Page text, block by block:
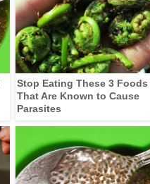
Stop Eating These 3 Foods
That Are Known to Cause
Parasites